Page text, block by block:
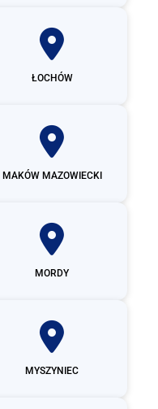
ŁOCHÓW
MAKÓW MAZOWIECKI
MORDY
MYSZYNIEC